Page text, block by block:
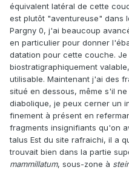
équivalent latéral de cette
est plutôt "aventureuse" dans
Pargny 0, j'ai beaucoup
en particulier pour donner
datation pour cette couche.
biostratigraphiquement
utilisable. Maintenant j'ai des
situé en dessous, même s'il
diabolique, je peux cerner un
finement à présent en
fragments insignifiants qu'on
talus Est du site rafraichi, il a
trouvait bien dans la partie
mammillatum, sous-zone à